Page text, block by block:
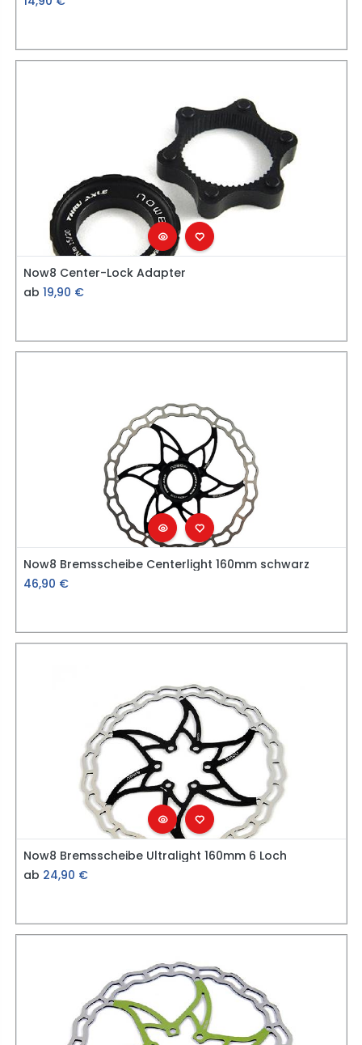
Now8 Center-Lock Adapter
ab 19,90 €
Now8 Bremsscheibe Centerlight 160mm schwarz
46,90 €
Now8 Bremsscheibe Ultralight 160mm 6 Loch
ab 24,90 €